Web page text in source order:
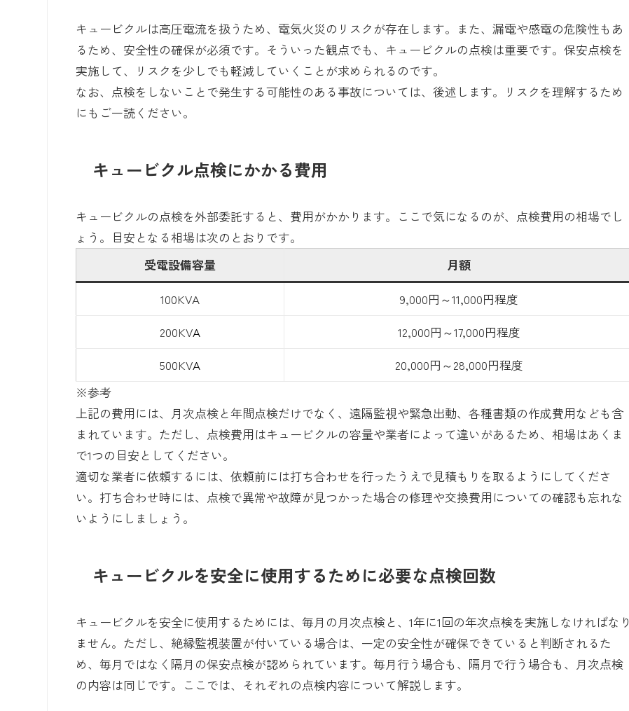
キュービクルは高圧電流を扱うため、電気火災のリスクが存在します。また、漏電や感電の危険性もあ
るため、安全性の確保が必須です。そういった観点でも、キュービクルの点検は重要です。保安点検を
実施して、リスクを少しでも軽減していくことが求められるのです。
なお、点検をしないことで発生する可能性のある事故については、後述します。リスクを理解するため
にもご一読ください。
キュービクル点検にかかる費用
キュービクルの点検を外部委託すると、費用がかかります。ここで気になるのが、点検費用の相場でし
ょう。目安となる相場は次のとおりです。
受電設備容量
月額
100KVA
9,000円～11,000円程度
200KVA
12,000円～17,000円程度
500KVA
20,000円～28,000円程度
※参考
上記の費用には、月次点検と年間点検だけでなく、遠隔監視や緊急出動、各種書類の作成費用なども含
まれています。ただし、点検費用はキュービクルの容量や業者によって違いがあるため、相場はあくま
で1つの目安としてください。
適切な業者に依頼するには、依頼前には打ち合わせを行ったうえで見積もりを取るようにしてくださ
い。打ち合わせ時には、点検で異常や故障が見つかった場合の修理や交換費用についての確認も忘れな
いようにしましょう。
キュービクルを安全に使用するために必要な点検回数
キュービクルを安全に使用するためには、毎月の月次点検と、1年に1回の年次点検を実施しなければなり
ません。ただし、絶縁監視装置が付いている場合は、一定の安全性が確保できていると判断されるた
め、毎月ではなく隔月の保安点検が認められています。毎月行う場合も、隔月で行う場合も、月次点検
の内容は同じです。ここでは、それぞれの点検内容について解説します。